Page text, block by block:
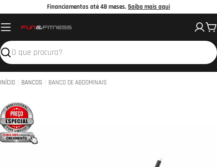
o
conteúdo
Financiamentos até 48 meses.Saiba mais aqui
Pesquisar
INÍCIO BANCOS BANCO DE ABDOMINAIS